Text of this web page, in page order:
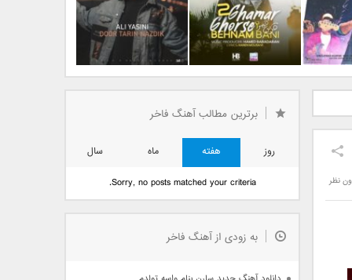
فرزاد
بانی بنام قرص قمر 2
یاسینی بنام دورترین نزدیک
نظر
برترین مطالب آهنگ فاخر
روز هفته ماه
سال
Sorry, no posts matched your criteria.
به زودی از آهنگ فاخر